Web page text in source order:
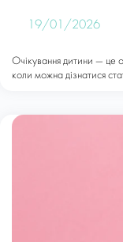
19/01/2026
Очікування дитини — це
коли можна дізнатися